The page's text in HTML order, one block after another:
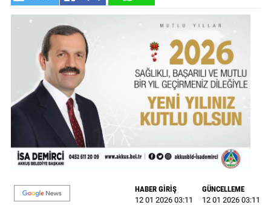
BELEDİYELER
SAĞLIK
SİYASET
EĞİTİM
VİDEO
BİZE
HABER GİRİŞ
12 01 2026 03:11
GÜNCELLEME
12 01 2026 03:11